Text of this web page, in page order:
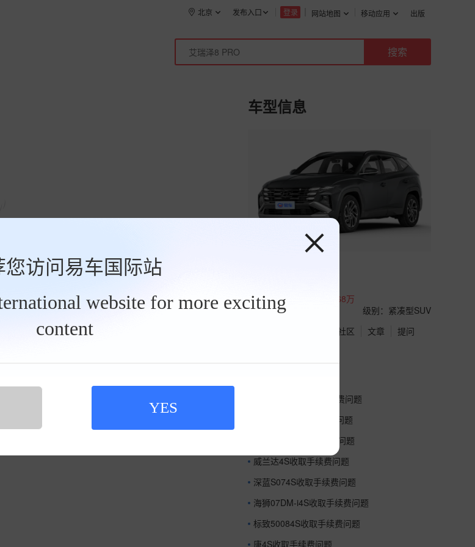
网站地图 移动应用 出版
登录
发布入口
北京
您访问易车国际站
website for more exciting
content
YES
车型信息
厂商指导价：
16.98-19.68万
北京参考价：
级别：紧凑型SUV
社区 文章 提问
RAV4荣放4S收取手续费问题
奕派M84S收取手续费问题
昂科威S4S收取手续费问题
威兰达4S收取手续费问题
深蓝S074S收取手续费问题
海狮07DM-i4S收取手续费问题
标致50084S收取手续费问题
唐4S收取手续费问题